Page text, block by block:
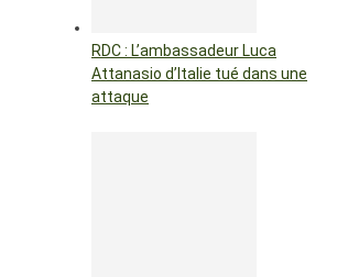
RDC : L’ambassadeur Luca
Attanasio d’Italie tué dans une
attaque